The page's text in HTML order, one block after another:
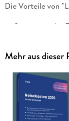
Die Vorteile von
Systematische
Alle
Zugang zur
Richtig pfänden
Mehr aus dieser